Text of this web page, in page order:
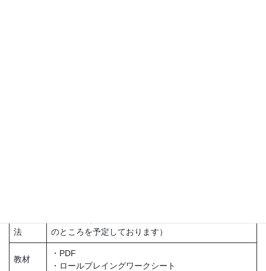
法
のところを予定しております）
教材
・PDF
・ロールプレイングワークシート